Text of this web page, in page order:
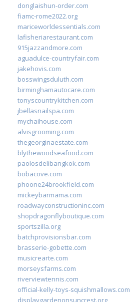
donglaishun-order.com
fiamc-rome2022.org
mariceworldessentials.com
lafisheriarestaurant.com
915jazzandmore.com
aguadulce-countryfair.com
jakehovis.com
bosswingsduluth.com
birminghamautocare.com
tonyscountrykitchen.com
jbellasnailspa.com
mychaihouse.com
alvisgrooming.com
thegeorginaestate.com
blythewoodseafood.com
paolosdelibangkok.com
bobacove.com
phoone24brookfield.com
mickeybarmama.com
roadwayconstructioninc.com
shopdragonflyboutique.com
sportszilla.org
batchprovisionsbar.com
brasserie-gobette.com
musicrearte.com
morseysfarms.com
riverviewtennis.com
official-kelly-toys-squishmallows.com
displaygardenonsuncrest.org